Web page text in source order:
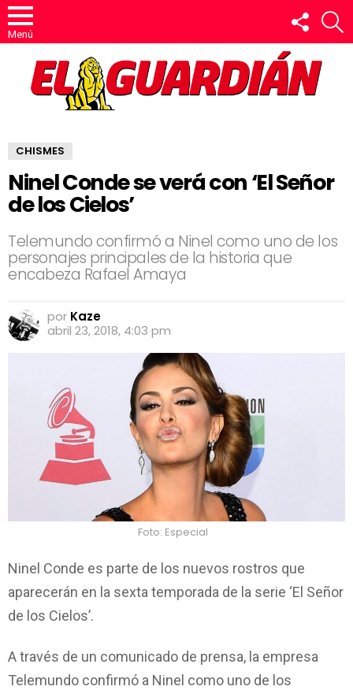
Menú
CHISMES
Ninel Conde se verá con ‘El Señor
de los Cielos’
Telemundo confirmó a Ninel como uno de los
personajes principales de la historia que
encabeza Rafael Amaya
por Kaze
abril 23, 2018, 4:03 pm
Foto: Especial
Ninel Conde es parte de los nuevos rostros que
aparecerán en la sexta temporada de la serie ‘El Señor
de los Cielos’.
A través de un comunicado de prensa, la empresa
Telemundo confirmó a Ninel como uno de los